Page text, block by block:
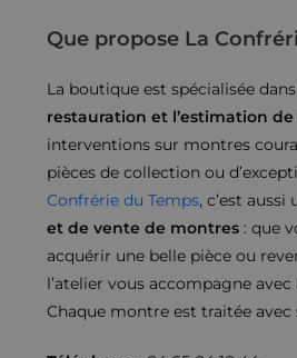
Que propose La
La boutique est spécialisée
restauration et l’estimation
interventions sur montres
pièces de collection ou
Confrérie du Temps, c’est aussi
et de vente de montres : que
acquérir une belle pièce ou
l’atelier vous accompagne
Chaque montre est traitée avec